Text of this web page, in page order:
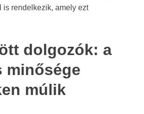
is rendelkezik, amely ezt
dolgozók: a
minősége
múlik